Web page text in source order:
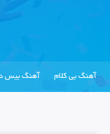
آهنگ بی کلام آهنگ بیس